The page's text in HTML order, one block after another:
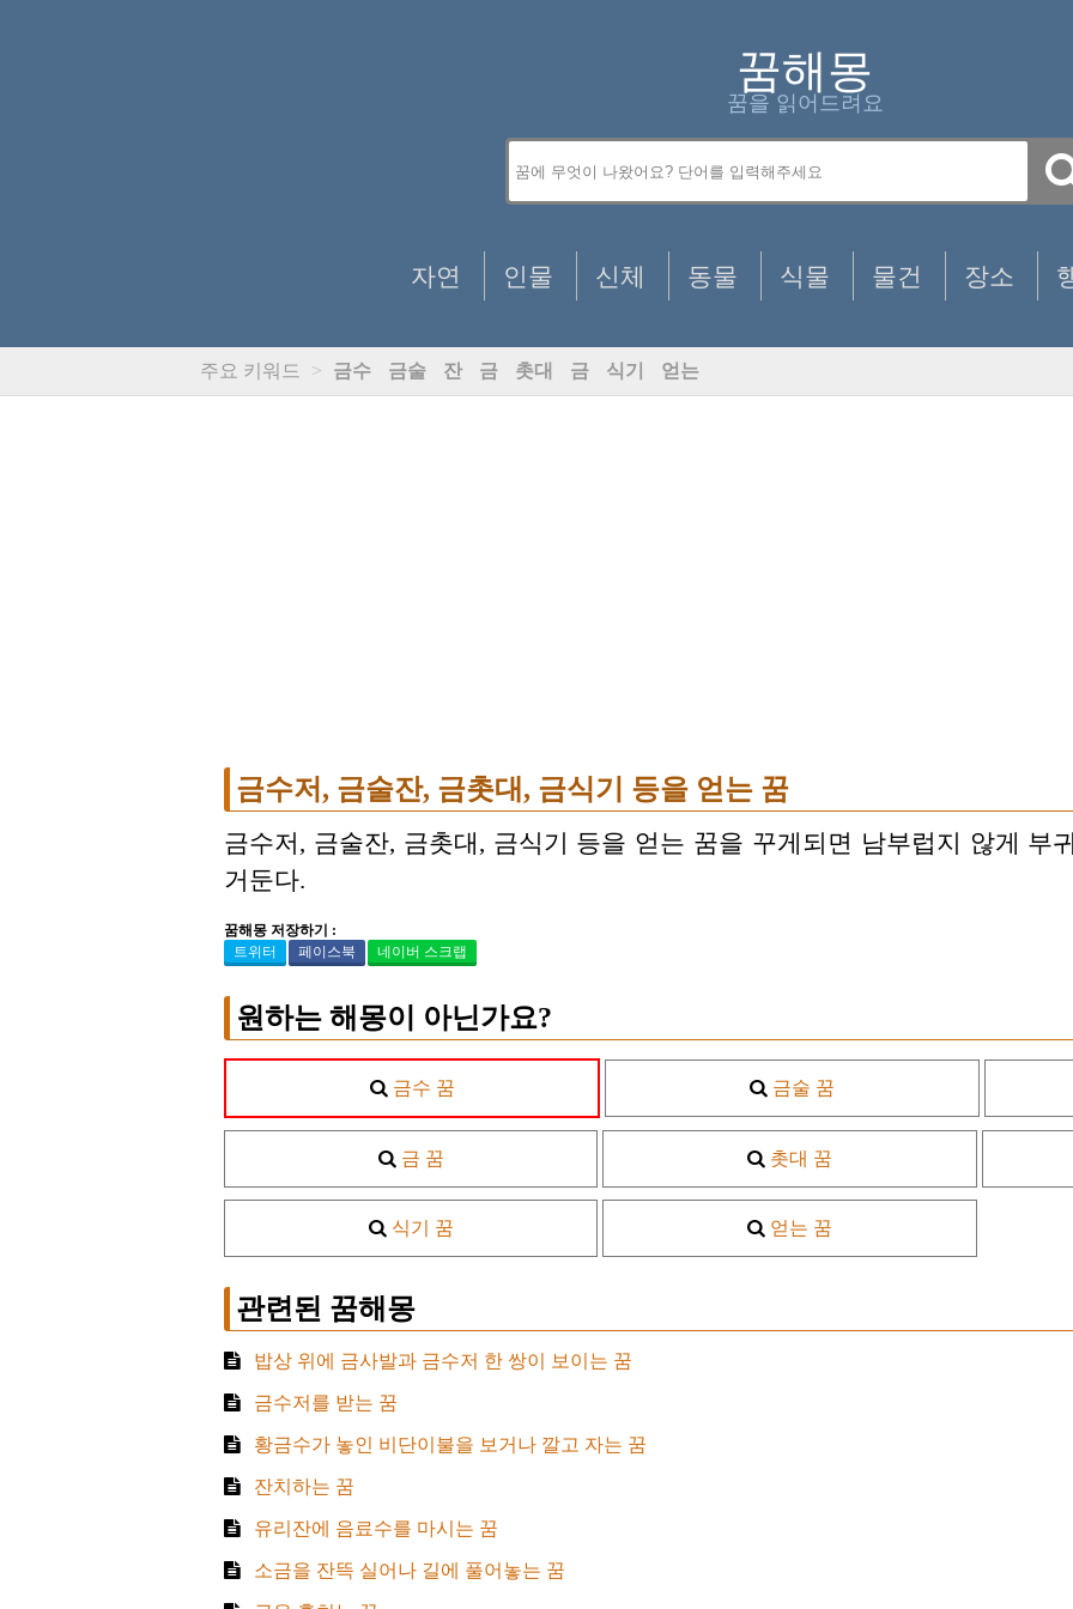
꿈해몽
꿈을 읽어드려요
자연 인물 신체 동물 식물 물건 장소
주요 키워드 > 금수 금술 잔 금 촛대 금 식기 얻는
금수저, 금술잔, 금촛대, 금식기 등을 얻는 꿈
금수저, 금술잔, 금촛대, 금식기 등을 얻는 꿈을 꾸게되면 남부럽지 않게 부
거둔다.
꿈해몽 저장하기 :
트위터
페이스북 네이버 스크랩
원하는 해몽이 아닌가요?
금수 꿈 금술 꿈
금 꿈 촛대 꿈
식기 꿈 얻는 꿈
관련된 꿈해몽
밥상 위에 금사발과 금수저 한 쌍이 보이는 꿈
금수저를 받는 꿈
황금수가 놓인 비단이불을 보거나 깔고 자는 꿈
잔치하는 꿈
유리잔에 음료수를 마시는 꿈
소금을 잔뜩 실어나 길에 풀어놓는 꿈